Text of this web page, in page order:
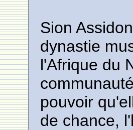
Sion
dynastie
l'Afrique du
pouvoir
de chance,